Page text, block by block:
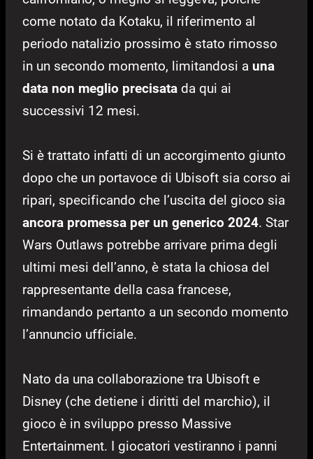
come notato da Kotaku, il riferimento al
periodo natalizio prossimo è stato rimosso
in un secondo momento, limitandosi a una
data non meglio precisata da qui ai
successivi 12 mesi.
Si è trattato infatti di un accorgimento giunto
dopo che un portavoce di Ubisoft sia corso ai
ripari, specificando che l’uscita del gioco sia
ancora promessa per un generico 2024. Star
Wars Outlaws potrebbe arrivare prima degli
ultimi mesi dell’anno, è stata la chiosa del
rappresentante della casa francese,
rimandando pertanto a un secondo momento
l’annuncio ufficiale.
Nato da una collaborazione tra Ubisoft e
Disney (che detiene i diritti del marchio), il
gioco è in sviluppo presso Massive
Entertainment. I giocatori vestiranno i panni